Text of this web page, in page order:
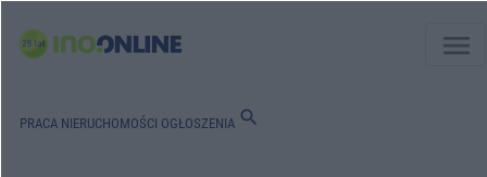
menu
PRACA NIERUCHOMOŚCI OGŁOSZENIA search